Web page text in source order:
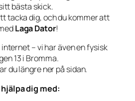
bästa skick.
tacka dig, och du kommer att
Laga Dator!
– vi har även en fysisk
13 i Bromma.
du längre ner på sidan.
dig med: